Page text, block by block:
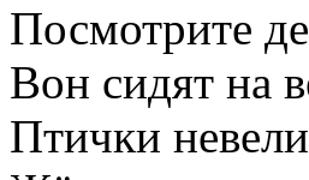
Посмотрите
Вон сидят на
Птички